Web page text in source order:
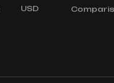
USD